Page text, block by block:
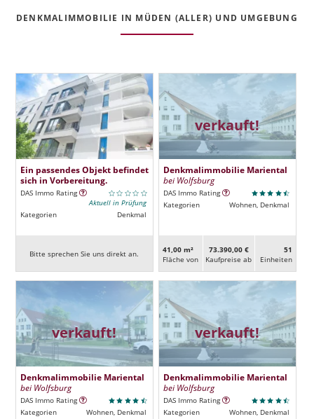
DENKMALIMMOBILIE IN MÜDEN (ALLER) UND UMGEBUNG
Ein passendes Objekt befindet
sich in Vorbereitung.
DAS Immo Rating
Aktuell in Prüfung
Kategorien
Denkmal
Bitte sprechen Sie uns direkt an.
verkauft!
Denkmalimmobilie Mariental
bei Wolfsburg
DAS Immo Rating
Kategorien
Wohnen, Denkmal
41,00 m²
Fläche von
73.390,00 €
Kaufpreise ab
51
Ein­heiten
verkauft!
Denkmalimmobilie Mariental
bei Wolfsburg
DAS Immo Rating
Kategorien
Wohnen, Denkmal
verkauft!
Denkmalimmobilie Mariental
bei Wolfsburg
DAS Immo Rating
Kategorien
Wohnen, Denkmal